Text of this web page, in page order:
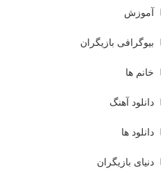
آموزش
بیوگرافی بازیگران
خانم ها
دانلود آهنگ
دانلود ها
دنیای بازیگران